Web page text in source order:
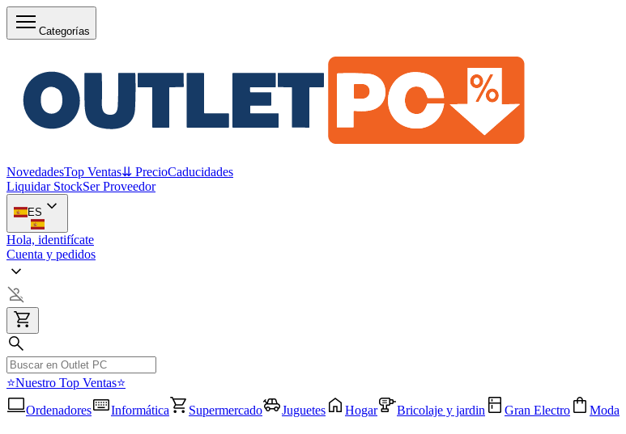
Categorías
NovedadesTop Ventas⇊ PrecioCaducidades
Liquidar StockSer Proveedor
ES
Hola, identifícate
Cuenta y pedidos
⭐Nuestro Top Ventas⭐
Ordenadores
Informática Supermercado Juguetes Hogar Bricolaje y jardin Gran Electro Moda